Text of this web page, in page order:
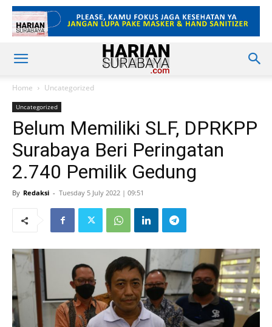
Home Uncategorized
Uncategorized
Belum Memiliki SLF, DPRKPP
Surabaya Beri Peringatan
2.740 Pemilik Gedung
By Redaksi - Tuesday 5 July 2022 | 09:51